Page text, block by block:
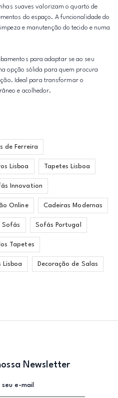
suaves valorizam o quarto de
do espaço. A funcionalidade do
e manutenção do tecido e numa
para adaptar se ao seu
opção sólida para quem procura
Ideal para transformar o
e acolhedor.
de Ferreira
Lisboa Tapetes Lisboa
Innovation
Online Cadeiras Modernas
Sofás Sofás Portugal
Tapetes
Lisboa Decoração de Salas
Newsletter